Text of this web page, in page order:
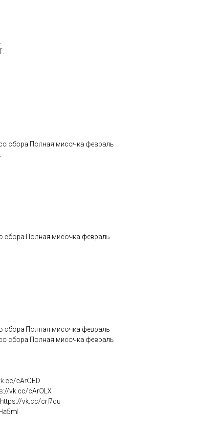
сбора Полная мисочка февраль
сбора Полная мисочка февраль
сбора Полная мисочка февраль
сбора Полная мисочка февраль
cArOED
vk.cc/cArOLX
vk.cc/crI7qu